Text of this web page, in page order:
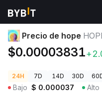
Precios de Criptomonedas
Precio de hope
$0.00003831
24H 7D 14D 30D
Bajo $ 0.000037 Alto